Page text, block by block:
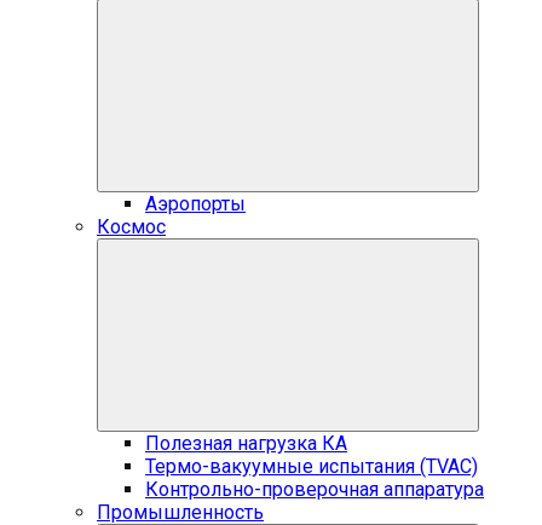
Аэропорты
Космос
Полезная нагрузка КА
Термо-вакуумные испытания (TVAC)
Контрольно-проверочная аппаратура
Промышленность